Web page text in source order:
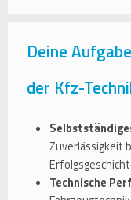
Deine
der Kfz-
Zuverlässigkeit
Technische